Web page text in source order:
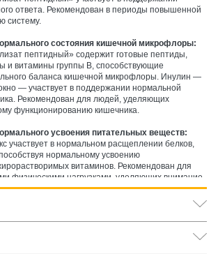
ответа. Рекомендован в периоды повышенной
систему.
состояния кишечной микрофлоры:
пептидный» содержит готовые пептиды,
и витамины группы B, способствующие
баланса кишечной микрофлоры. Инулин —
— участвует в поддержании нормальной
Рекомендован для людей, уделяющих
функционированию кишечника.
усвоения питательных веществ:
участвует в нормальном расщеплении белков,
нормальному усвоению
витаминов. Рекомендован для
физическими нагрузками, уделяющих внимание